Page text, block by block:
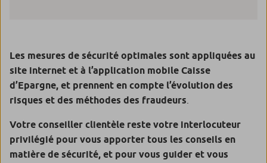
Les mesures de sécurité optimales sont appliquées au
site internet et à l’application mobile Caisse
d’Epargne, et prennent en compte l’évolution des
risques et des méthodes des fraudeurs
Votre conseiller clientèle reste votre interlocuteur
privilégié pour vous apporter tous les conseils en
matière de sécurité, et pour vous guider et vous